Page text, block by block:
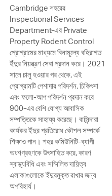
Cambridge শহরের
Inspectional Services
Department-এর Private
Property Rodent Control
প্রোগ্রামের মাধ্যমে বিনামূল্যে বহিরাগত
ইঁদুর নিয়ন্ত্রণ সেবা প্রদান করে। 2021
সালে চালু হওয়ার পর থেকে, এই
প্রোগ্রামটি পেশাদার পরিদর্শন, চিকিৎসা
এবং ফলো-আপ পরিদর্শন প্রদান করে
900-এর বেশি যোগ্য আবাসিক
সম্পত্তিকে সাহায্য করেছে। বাসিন্দারা
কার্যকর ইঁদুর প্রতিরোধ কৌশল সম্পর্কে
শিক্ষাও পান। শহর কমিউনিটি-ব্যাপী
অংশগ্রহণকে উৎসাহিত করে, কারণ
স্বাস্থ্যবিধি এবং সম্মিলিত দায়িত্ব
এলাকাগুলোকে ইঁদুরমুক্ত রাখার জন্য
অপরিহার্য।